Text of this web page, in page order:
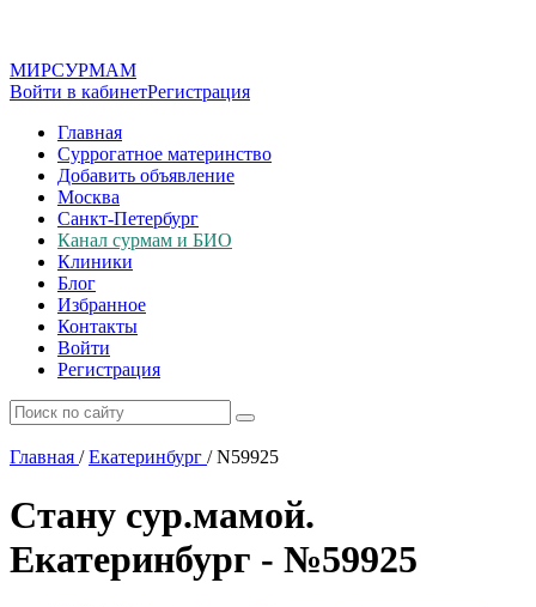
МИРСУРМАМ
Войти в кабинетРегистрация
Главная
Суррогатное материнство
Добавить объявление
Москва
Санкт-Петербург
Канал сурмам и БИО
Клиники
Блог
Избранное
Контакты
Войти
Регистрация
Главная / Екатеринбург /N59925
Стану сур.мамой.
Екатеринбург - №59925